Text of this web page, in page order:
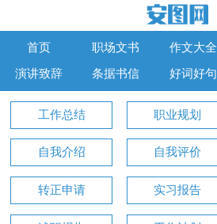
首页 职场文书 作文大全
演讲致辞 条据书信 好词好句
工作总结 职业规划
自我介绍 自我评价
转正申请 实习报告